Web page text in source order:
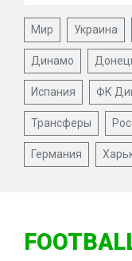
Мир Украина
Динамо
Испания ФК
Трансферы
Германия